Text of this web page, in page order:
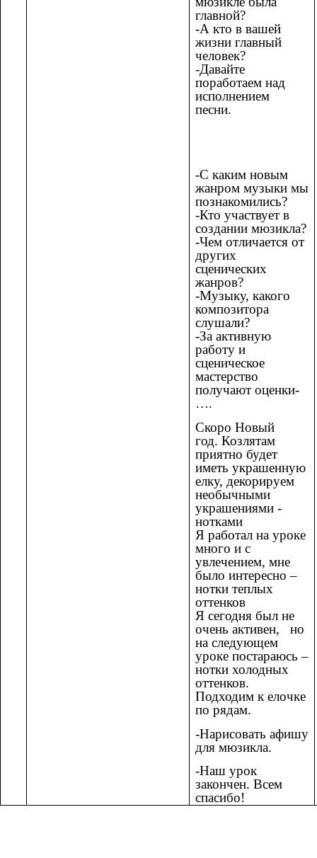
главной?
-А кто в вашей
жизни главный
человек?
-Давайте
поработаем над
исполнением
песни.
-С каким новым
жанром музыки мы
познакомились?
-Кто участвует в
создании мюзикла?
-Чем отличается от
других
сценических
жанров?
-Музыку, какого
композитора
слушали?
-За активную
работу и
сценическое
мастерство
получают оценки-
….
Скоро Новый
год. Козлятам
приятно будет
иметь украшенную
елку, декорируем
необычными
украшениями -
нотками
Я работал на уроке
много и с
увлечением, мне
было интересно –
нотки теплых
оттенков
Я сегодня был не
очень активен, но
на следующем
уроке постараюсь –
нотки холодных
оттенков.
Подходим к елочке
по рядам.
-Нарисовать афишу
для мюзикла.
-Наш урок
закончен. Всем
спасибо!